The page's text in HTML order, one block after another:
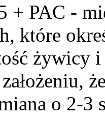
+ PAC -
które
żywicy
o 2-